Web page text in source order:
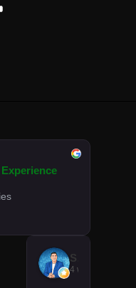
4 weken geleden